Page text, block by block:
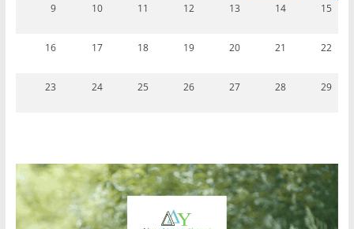
9 10 11 12 13 14 15
16 17 18 19 20 21 22
23 24 25 26 27 28 29